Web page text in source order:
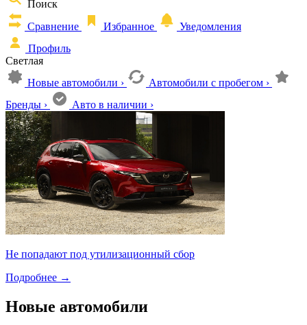
Поиск
Сравнение
Избранное
Уведомления
Профиль
Светлая
Новые автомобили › Автомобили с пробегом ›
Бренды › Авто в наличии ›
Не попадают под утилизационный сбор
Подробнее →
Новые автомобили